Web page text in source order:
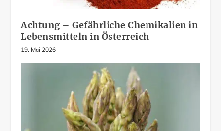
Achtung – Gefährliche Chemikalien in
Lebensmitteln in Österreich
19. Mai 2026